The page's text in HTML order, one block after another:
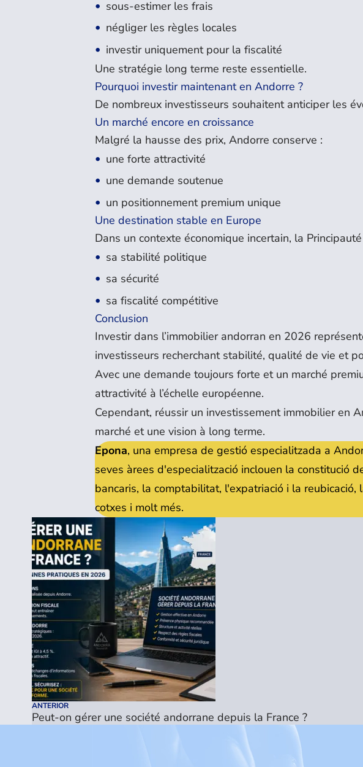
sous-estimer les frais
négliger les règles locales
investir uniquement pour la fiscalité
Une stratégie long terme reste essentielle.
Pourquoi investir maintenant en Andorre ?
De nombreux investisseurs souhaitent anticiper les
Un marché encore en croissance
Malgré la hausse des prix, Andorre conserve :
une forte attractivité
une demande soutenue
un positionnement premium unique
Une destination stable en Europe
Dans un contexte économique incertain, la
sa stabilité politique
sa sécurité
sa fiscalité compétitive
Conclusion
Investir dans l’immobilier andorran en 2026
investisseurs recherchant stabilité, qualité de vie et
Avec une demande toujours forte et un marché
attractivité à l’échelle européenne.
Cependant, réussir un investissement immobilier en
marché et une vision à long terme.
Epona, una empresa de gestió especialitzada a
seves àrees d'especialització inclouen la constitució
bancaris, la comptabilitat, l'expatriació i la
cotxes i molt més.
ANTERIOR
Peut-on gérer une société andorrane depuis la France ?